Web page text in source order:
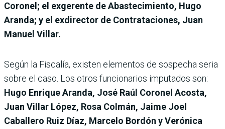
Coronel; el exgerente de Abastecimiento, Hugo
Aranda; y el exdirector de Contrataciones, Juan
Manuel Villar.
Según la Fiscalía, existen elementos de sospecha seria
sobre el caso. Los otros funcionarios imputados son:
Hugo Enrique Aranda, José Raúl Coronel Acosta,
Juan Villar López, Rosa Colmán, Jaime Joel
Caballero Ruiz Díaz, Marcelo Bordón y Verónica